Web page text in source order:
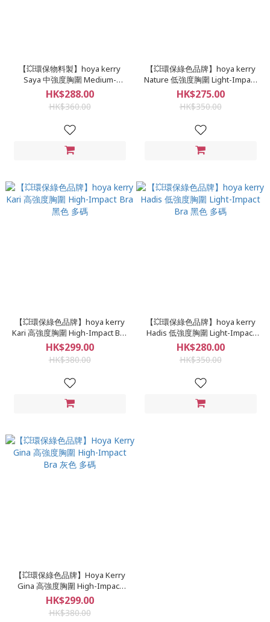
【💥環保物料製】hoya kerry
Saya 中強度胸圍 Medium-
Impact Bra 粉紅色 多碼
HK$288.00
HK$360.00
【💥環保綠色品牌】hoya kerry
Nature 低強度胸圍 Light-Impact
Bra 兩色可選 多碼
HK$275.00
HK$350.00
【💥環保綠色品牌】hoya kerry
Kari 高強度胸圍 High-Impact Bra
黑色 多碼
HK$299.00
HK$380.00
【💥環保綠色品牌】hoya kerry
Hadis 低強度胸圍 Light-Impact
Bra 黑色 多碼
HK$280.00
HK$350.00
【💥環保綠色品牌】Hoya Kerry
Gina 高強度胸圍 High-Impact
Bra 灰色 多碼
HK$299.00
HK$380.00